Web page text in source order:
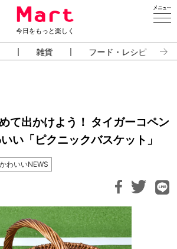
今日をもっと楽しく
雑貨 フード・レシピ
て出かけよう！ タイガーコペン
い「ピクニックバスケット」
かわいいNEWS